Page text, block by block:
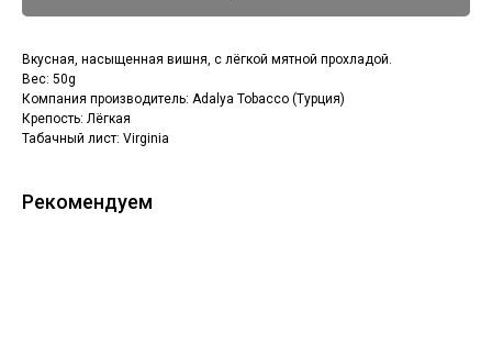
Вкусная, насыщенная вишня, с лёгкой мятной прохладой.
Вес: 50g
Компания производитель: Adalya Tobacco (Турция)
Крепость: Лёгкая
Табачный лист: Virginia
Рекомендуем